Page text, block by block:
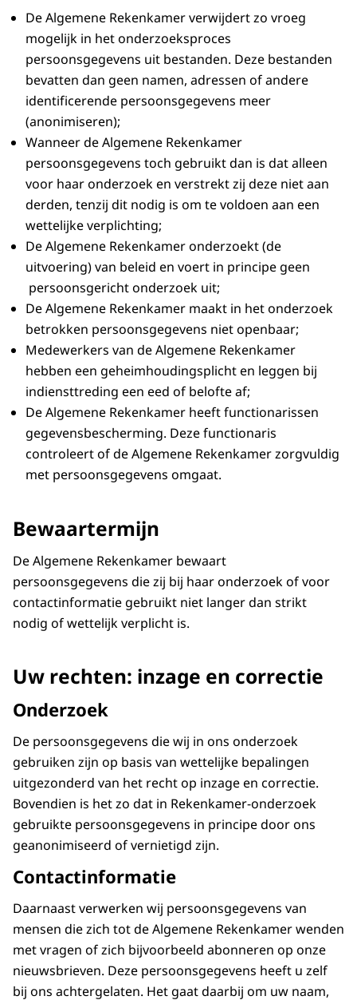
De Algemene Rekenkamer verwijdert zo vroeg
mogelijk in het onderzoeksproces
persoonsgegevens uit bestanden. Deze bestanden
bevatten dan geen namen, adressen of andere
identificerende persoonsgegevens meer
(anonimiseren);
Wanneer de Algemene Rekenkamer
persoonsgegevens toch gebruikt dan is dat alleen
voor haar onderzoek en verstrekt zij deze niet aan
derden, tenzij dit nodig is om te voldoen aan een
wettelijke verplichting;
De Algemene Rekenkamer onderzoekt (de
uitvoering) van beleid en voert in principe geen
persoonsgericht onderzoek uit;
De Algemene Rekenkamer maakt in het onderzoek
betrokken persoonsgegevens niet openbaar;
Medewerkers van de Algemene Rekenkamer
hebben een geheimhoudingsplicht en leggen bij
indiensttreding een eed of belofte af;
De Algemene Rekenkamer heeft functionarissen
gegevensbescherming. Deze functionaris
controleert of de Algemene Rekenkamer zorgvuldig
met persoonsgegevens omgaat.
Bewaartermijn
De Algemene Rekenkamer bewaart
persoonsgegevens die zij bij haar onderzoek of voor
contactinformatie gebruikt niet langer dan strikt
nodig of wettelijk verplicht is.
Uw rechten: inzage en correctie
Onderzoek
De persoonsgegevens die wij in ons onderzoek
gebruiken zijn op basis van wettelijke bepalingen
uitgezonderd van het recht op inzage en correctie.
Bovendien is het zo dat in Rekenkamer-onderzoek
gebruikte persoonsgegevens in principe door ons
geanonimiseerd of vernietigd zijn.
Contactinformatie
Daarnaast verwerken wij persoonsgegevens van
mensen die zich tot de Algemene Rekenkamer wenden
met vragen of zich bijvoorbeeld abonneren op onze
nieuwsbrieven. Deze persoonsgegevens heeft u zelf
bij ons achtergelaten. Het gaat daarbij om uw naam,